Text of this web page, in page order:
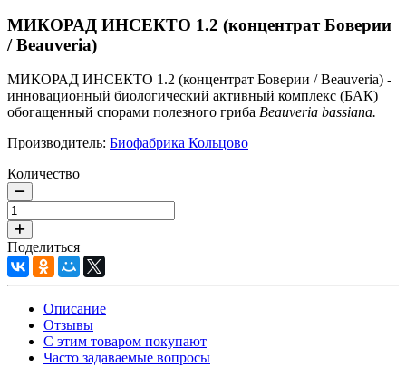
МИКОРАД ИНСЕКТО 1.2 (концентрат Боверии
/ Beauveria)
МИКОРАД ИНСЕКТО 1.2 (концентрат Боверии / Beauveria) -
инновационный биологический активный комплекс (БАК)
обогащенный спорами полезного гриба Beauveria bassiana.
Производитель: Биофабрика Кольцово
Количество
Поделиться
Описание
Отзывы
С этим товаром покупают
Часто задаваемые вопросы